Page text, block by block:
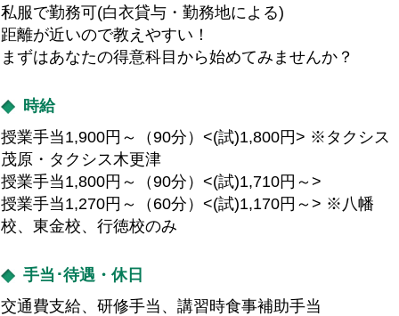
私服で勤務可(白衣貸与・勤務地による)
距離が近いので教えやすい！
まずはあなたの得意科目から始めてみませんか？
時給
授業手当1,900円～（90分）<(試)1,800円> ※タクシス
茂原・タクシス木更津
授業手当1,800円～（90分）<(試)1,710円～>
授業手当1,270円～（60分）<(試)1,170円～> ※八幡
校、東金校、行徳校のみ
手当･待遇・休日
交通費支給、研修手当、講習時食事補助手当